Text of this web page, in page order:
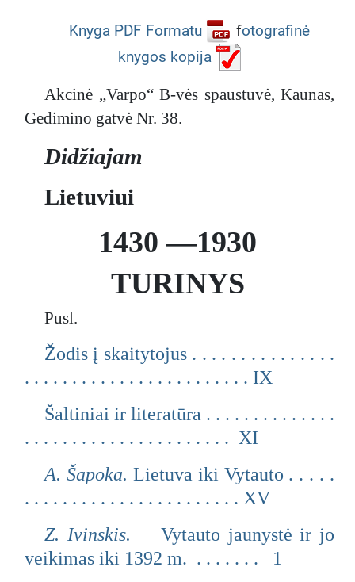
Knyga PDF Formatu fotografinė
knygos kopija
Akcinė „Varpo“ B-vės spaustuvė, Kaunas,
Gedimino gatvė Nr. 38.
Didžiajam
Lietuviui
1430 —1930
TURINYS
Pusl.
Žodis į skaitytojus . . . . . . . . . . . . . . .
. . . . . . . . . . . . . . . . . . . . . . . . IX
Šaltiniai ir literatūra . . . . . . . . . . . . . .
. . . . . . . . . . . . . . . . . . . . . . XI
A. Šapoka. Lietuva iki Vytauto . . . . .
. . . . . . . . . . . . . . . . . . . . . . . XV
Z. Ivinskis. Vytauto jaunystė ir jo
veikimas iki 1392 m. . . . . . . . 1